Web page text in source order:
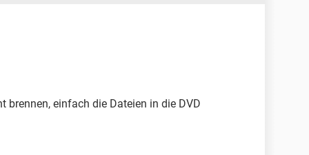
brennen, einfach die Dateien in die DVD